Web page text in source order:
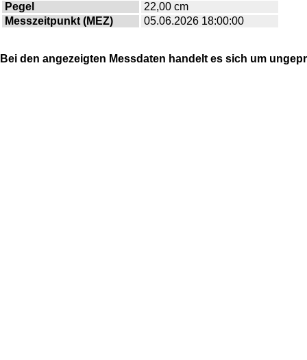
Pegel
22,00 cm
Messzeitpunkt (MEZ)
05.06.2026 18:00:00
Bei den angezeigten Messdaten handelt es sich um